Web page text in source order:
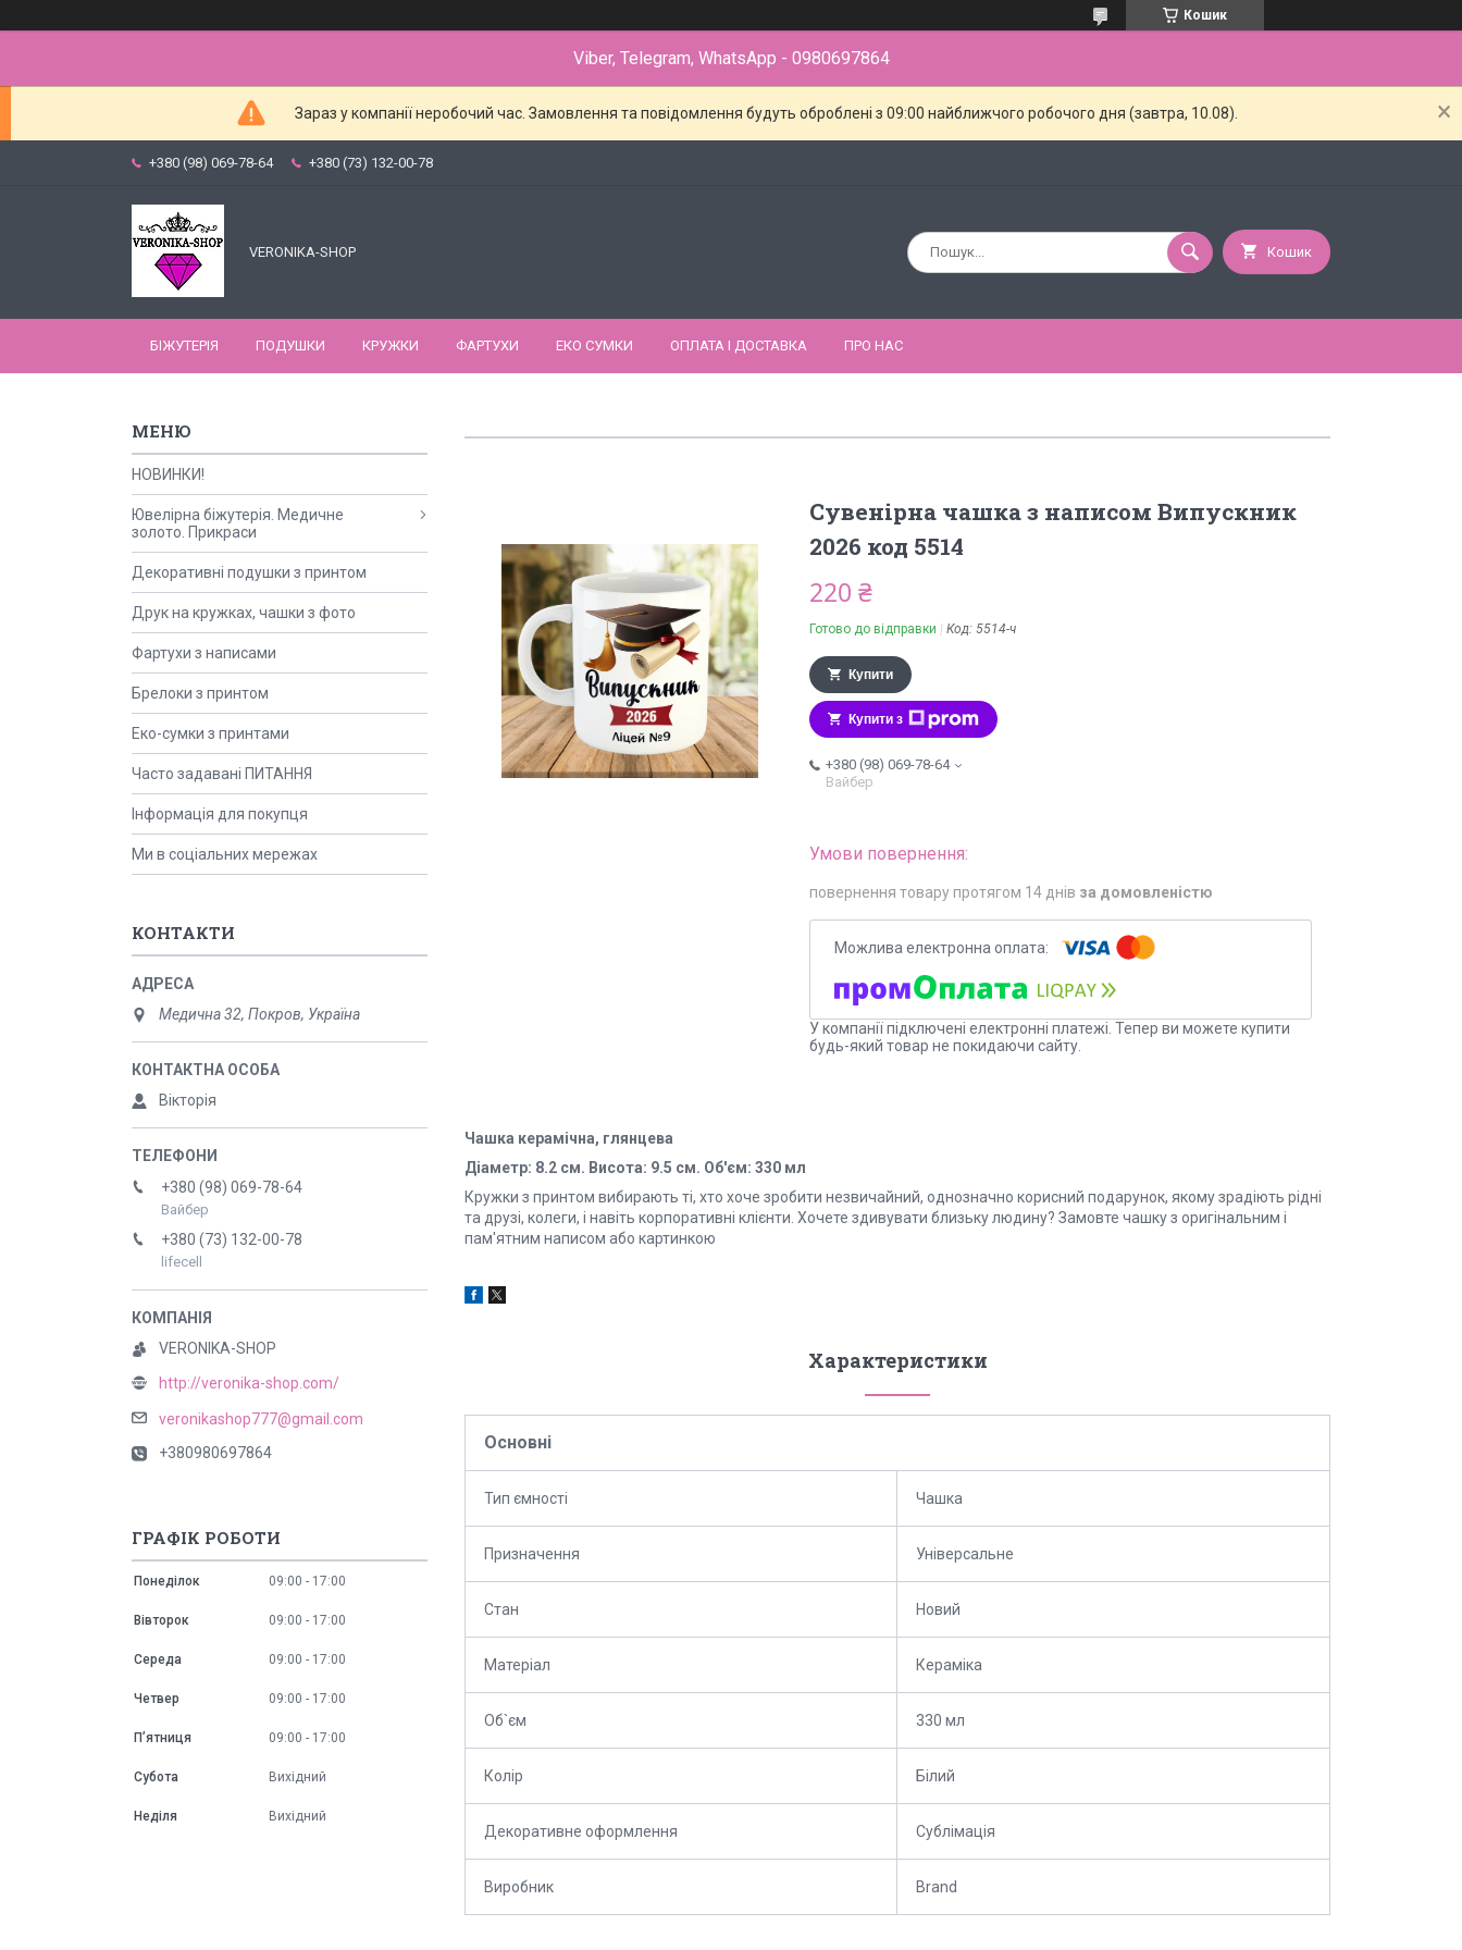
Кошик
Viber, Telegram, WhatsApp - 0980697864
Зараз у компанії неробочий час. Замовлення та повідомлення будуть оброблені з 09:00 найближчого робочого дня (завтра, 10.08).
+380 (98) 069-78-64 +380 (73) 132-00-78
VERONIKA-SHOP Кошик
БІЖУТЕРІЯ ПОДУШКИ КРУЖКИ ФАРТУХИ ЕКО СУМКИ ОПЛАТА І ДОСТАВКА ПРО НАС
Сувенірна чашка з написом Випускник
2026 код 5514
220 ₴
Готово до відправки Код: 5514-ч
Купити
Купити з
+380 (98) 069-78-64
Вайбер
повернення товару протягом 14 днів за домовленістю
У компанії підключені електронні платежі. Тепер ви можете купити
будь-який товар не покидаючи сайту.
Чашка керамічна, глянцева
Діаметр: 8.2 см. Висота: 9.5 см. Об'єм: 330 мл
Кружки з принтом вибирають ті, хто хоче зробити незвичайний, однозначно корисний подарунок, якому зрадіють рідні
та друзі, колеги, і навіть корпоративні клієнти. Хочете здивувати близьку людину? Замовте чашку з оригінальним і
пам'ятним написом або картинкою
Характеристики
Основні
Тип ємності Чашка
Призначення Універсальне
Стан Новий
Матеріал Кераміка
Об`єм 330 мл
Колір Білий
Декоративне оформлення Сублімація
Виробник Brand
НОВИНКИ!
Ювелірна біжутерія. Медичне
золото. Прикраси
Декоративні подушки з принтом
Друк на кружках, чашки з фото
Фартухи з написами
Брелоки з принтом
Еко-сумки з принтами
Часто задавані ПИТАННЯ
Інформація для покупця
Ми в соціальних мережах
КОНТАКТИ
Медична 32, Покров, Україна
Вікторія
+380 (98) 069-78-64
Вайбер
+380 (73) 132-00-78
lifecell
VERONIKA-SHOP
http://veronika-shop.com/
veronikashop777@gmail.com
+380980697864
ГРАФІК РОБОТИ
Понеділок 09:00 17:00
Вівторок 09:00 17:00
Середа 09:00 17:00
Четвер 09:00 17:00
Пʼятниця 09:00 17:00
Субота Вихідний
Неділя Вихідний